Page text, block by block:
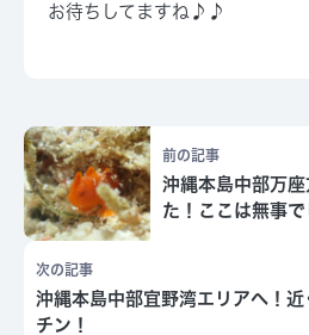
お待ちしてますね♪♪
前の記事
沖縄本島中部万
た！ここは無事で
次の記事
沖縄本島中部宜野湾エリアへ！近
チン！